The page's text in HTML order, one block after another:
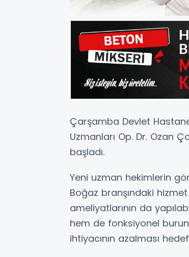
Çarşamba Devlet
Uzmanları Op. Dr. Ozan
başladı.
Yeni uzman hekimlerin
Boğaz branşındaki
ameliyatlarının da
hem de fonksiyonel
ihtiyacının azalması